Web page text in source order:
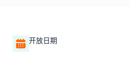
开放日期